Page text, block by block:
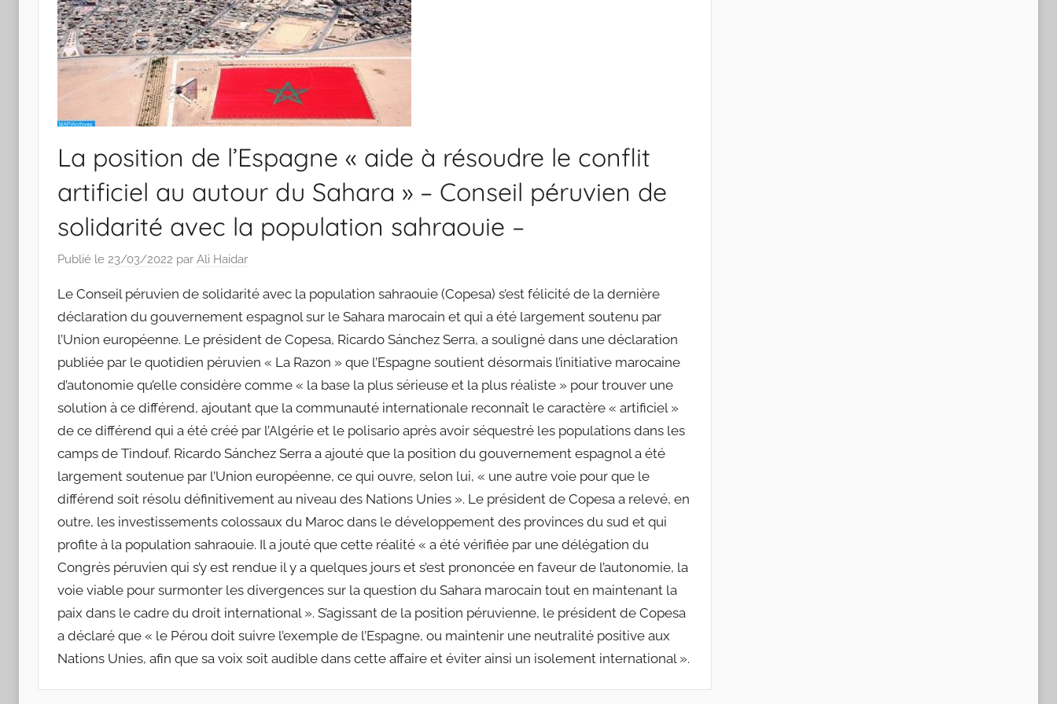
La position de l’Espagne « aide à résoudre le conflit
artificiel au autour du Sahara » – Conseil péruvien de
solidarité avec la population sahraouie –
Publié le 23/03/2022 par Ali Haidar
Le Conseil péruvien de solidarité avec la population sahraouie (Copesa) s’est félicité de la dernière
déclaration du gouvernement espagnol sur le Sahara marocain et qui a été largement soutenu par
l’Union européenne. Le président de Copesa, Ricardo Sánchez Serra, a souligné dans une déclaration
publiée par le quotidien péruvien « La Razon » que l’Espagne soutient désormais l’initiative marocaine
d’autonomie qu’elle considère comme « la base la plus sérieuse et la plus réaliste » pour trouver une
solution à ce différend, ajoutant que la communauté internationale reconnaît le caractère « artificiel »
de ce différend qui a été créé par l’Algérie et le polisario après avoir séquestré les populations dans les
camps de Tindouf. Ricardo Sánchez Serra a ajouté que la position du gouvernement espagnol a été
largement soutenue par l’Union européenne, ce qui ouvre, selon lui, « une autre voie pour que le
différend soit résolu définitivement au niveau des Nations Unies ». Le président de Copesa a relevé, en
outre, les investissements colossaux du Maroc dans le développement des provinces du sud et qui
profite à la population sahraouie. Il a jouté que cette réalité « a été vérifiée par une délégation du
Congrès péruvien qui s’y est rendue il y a quelques jours et s’est prononcée en faveur de l’autonomie, la
voie viable pour surmonter les divergences sur la question du Sahara marocain tout en maintenant la
paix dans le cadre du droit international ». S’agissant de la position péruvienne, le président de Copesa
a déclaré que « le Pérou doit suivre l’exemple de l’Espagne, ou maintenir une neutralité positive aux
Nations Unies, afin que sa voix soit audible dans cette affaire et éviter ainsi un isolement international ».